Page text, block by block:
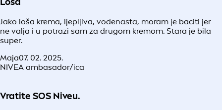
Jako loša krema, ljepljiva, vodenasta, moram je baciti jer
ne valja i u potrazi sam za drugom kremom. Stara je bila
super.
Maja07. 02. 2025.
NIVEA ambasador/ica
Vratite SOS Niveu.